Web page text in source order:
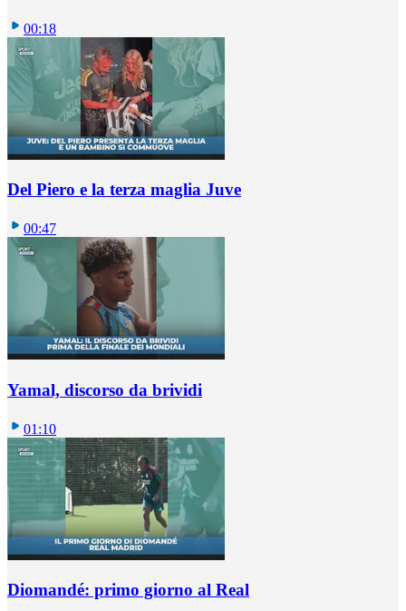
00:18
Del Piero e la terza maglia Juve
00:47
Yamal, discorso da brividi
01:10
Diomandé: primo giorno al Real